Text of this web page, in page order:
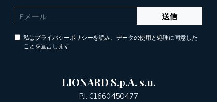
送信
私はプライバシーポリシーを読み、データの使用と処理に同意した
ことを宣言します
LIONARD S.p.A. s.u.
P.I. 01660450477